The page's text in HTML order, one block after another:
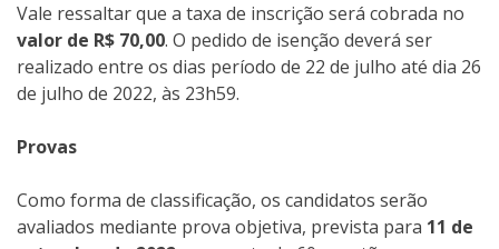
Vale ressaltar que a taxa de inscrição será cobrada no
valor de R$ 70,00. O pedido de isenção deverá ser
realizado entre os dias período de 22 de julho até dia 26
de julho de 2022, às 23h59.
Provas
Como forma de classificação, os candidatos serão
avaliados mediante prova objetiva, prevista para 11 de